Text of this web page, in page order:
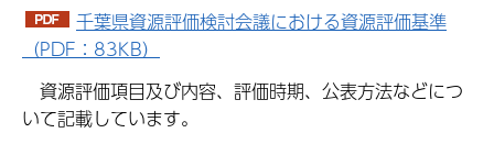
千葉県資源評価検討会議における資源評価基準
（PDF：83KB）
資源評価項目及び内容、評価時期、公表方法などにつ
いて記載しています。